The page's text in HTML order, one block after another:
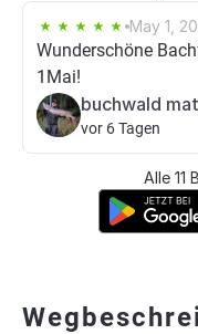
May 1,
Wunderschöne
1Mai!
buchwald
vor 6 Tagen
Alle 11